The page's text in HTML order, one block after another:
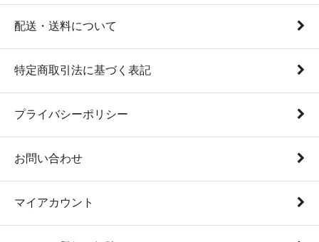
配送・送料について
特定商取引法に基づく表記
プライバシーポリシー
お問い合わせ
マイアカウント